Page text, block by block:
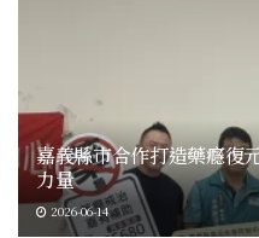
嘉義縣市合作打造藥癮
力量
2026-06-14